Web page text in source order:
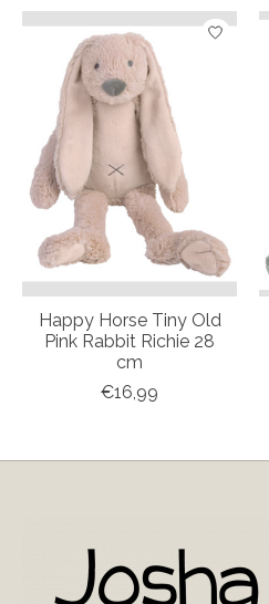
Items van productcarrousel
Happy Horse Tiny Old
Pink Rabbit Richie 28
cm
€16,99